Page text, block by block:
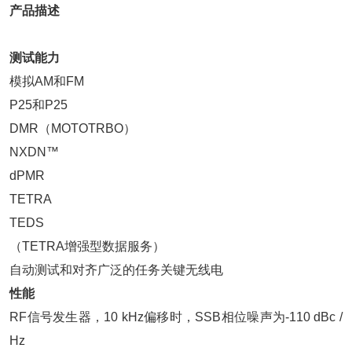
产品描述
测试能力
模拟AM和FM
P25和P25
DMR（MOTOTRBO）
NXDN™
dPMR
TETRA
TEDS
（TETRA增强型数据服务）
自动测试和对齐广泛的任务关键无线电
性能
RF信号发生器，10 kHz偏移时，SSB相位噪声为-110 dBc /
Hz